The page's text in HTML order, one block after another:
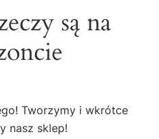
są na
Tworzymy i wkrótce
nasz sklep!